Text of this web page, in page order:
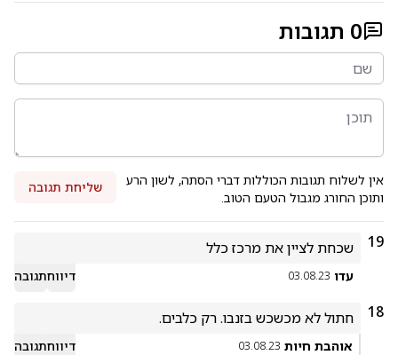
0 תגובות
אין לשלוח תגובות הכוללות דברי הסתה, לשון הרע
ותוכן החורג מגבול הטעם הטוב.
שליחת תגובה
19 שכחת לציין את מרכז כלל
עדו 03.08.23 דיווחתגובה
18 חתול לא מכשכש בזנבו. רק כלבים.
אוהבת חיות 03.08.23 דיווחתגובה